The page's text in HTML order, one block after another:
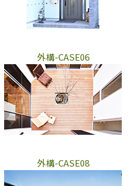
外構-CASE06
外構-CASE08